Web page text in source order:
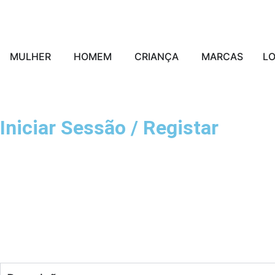
MULHER HOMEM CRIANÇA MARCAS
Iniciar Sessão / Registar